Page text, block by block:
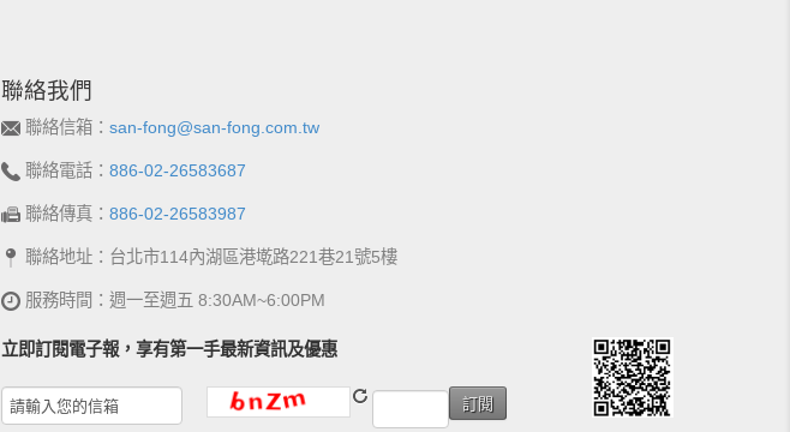
聯絡我們
聯絡信箱：san-fong@san-fong.com.tw
聯絡電話：886-02-26583687
聯絡傳真：886-02-26583987
聯絡地址：台北市114內湖區港墘路221巷21號5樓
服務時間：週一至週五 8:30AM~6:00PM
立即訂閱電子報，享有第一手最新資訊及優惠